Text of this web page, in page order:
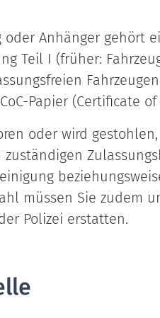
oder Anhänger gehört
Teil I (früher:
Papier (Certificate
oder wird
müssen Sie zudem
Polizei erstatten.